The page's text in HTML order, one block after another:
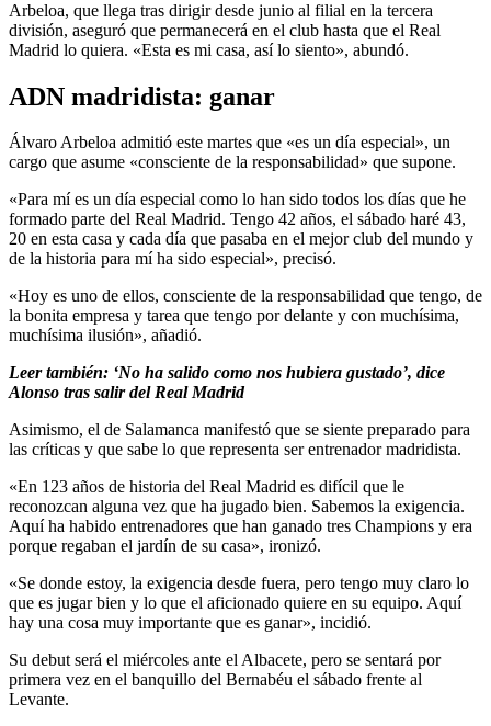
Arbeloa, que llega tras dirigir desde junio al filial en la tercera
división, aseguró que permanecerá en el club hasta que el Real
Madrid lo quiera. «Esta es mi casa, así lo siento», abundó.
ADN madridista: ganar
Álvaro Arbeloa admitió este martes que «es un día especial», un
cargo que asume «consciente de la responsabilidad» que supone.
«Para mí es un día especial como lo han sido todos los días que he
formado parte del Real Madrid. Tengo 42 años, el sábado haré 43,
20 en esta casa y cada día que pasaba en el mejor club del mundo y
de la historia para mí ha sido especial», precisó.
«Hoy es uno de ellos, consciente de la responsabilidad que tengo, de
la bonita empresa y tarea que tengo por delante y con muchísima,
muchísima ilusión», añadió.
Leer también: ‘No ha salido como nos hubiera gustado’, dice
Alonso tras salir del Real Madrid
Asimismo, el de Salamanca manifestó que se siente preparado para
las críticas y que sabe lo que representa ser entrenador madridista.
«En 123 años de historia del Real Madrid es difícil que le
reconozcan alguna vez que ha jugado bien. Sabemos la exigencia.
Aquí ha habido entrenadores que han ganado tres Champions y era
porque regaban el jardín de su casa», ironizó.
«Se donde estoy, la exigencia desde fuera, pero tengo muy claro lo
que es jugar bien y lo que el aficionado quiere en su equipo. Aquí
hay una cosa muy importante que es ganar», incidió.
Su debut será el miércoles ante el Albacete, pero se sentará por
primera vez en el banquillo del Bernabéu el sábado frente al
Levante.